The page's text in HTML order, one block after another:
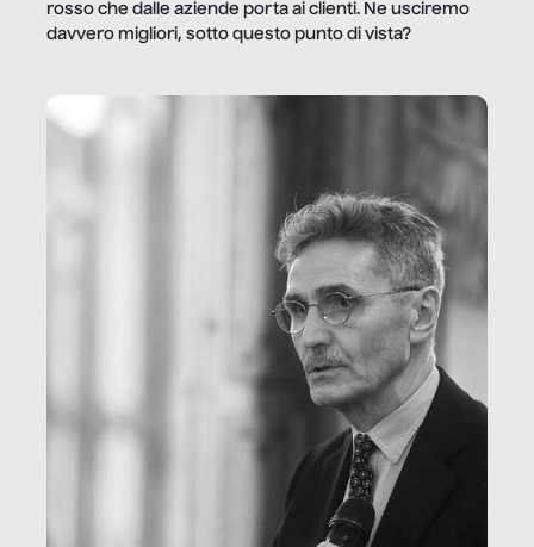
rosso che dalle aziende porta ai clienti. Ne usciremo
davvero migliori, sotto questo punto di vista?